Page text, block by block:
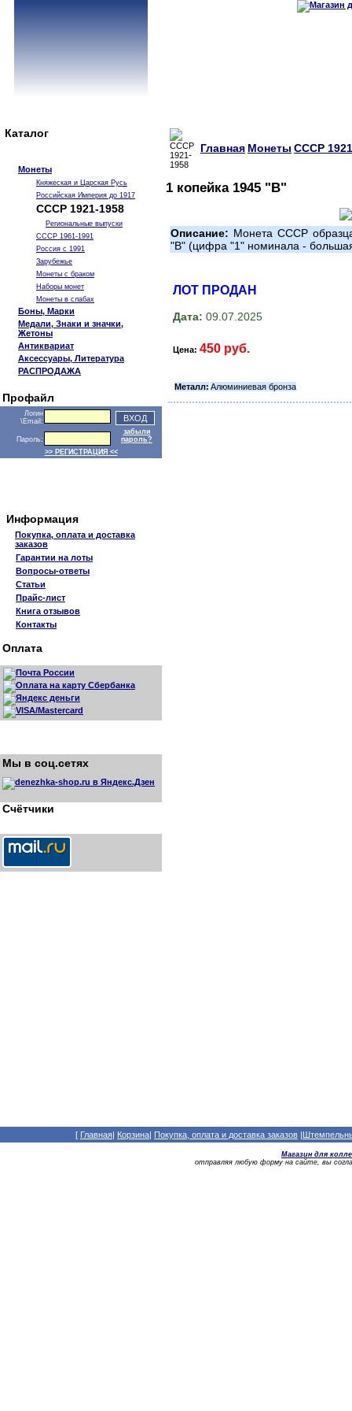
Каталог
Монеты
Княжеская и Царская Русь
Российская Империя до 1917
СССР 1921-1958
Региональные выпуски
СССР 1961-1991
Россия с 1991
Зарубежье
Монеты с браком
Наборы монет
Монеты в слабах
Боны, Марки
Медали, Знаки и значки,
Жетоны
Антиквариат
Аксессуары, Литература
РАСПРОДАЖА
Профайл
Логин
\Email:
Пароль:
забыли
пароль?
>> РЕГИСТРАЦИЯ <<
Информация
Покупка, оплата и доставка
заказов
Гарантии на лоты
Вопросы-ответы
Статьи
Прайс-лист
Книга отзывов
Контакты
Оплата
Мы в соц.сетях
Счётчики
Главная Монеты СССР
1 копейка 1945 "В"
Описание: Монета СССР
"В" (цифра "1" номинала -
ЛОТ ПРОДАН
Дата: 09.07.2025
Цена: 450 руб.
Металл: Алюминиевая бронза
[ Главная| Корзина| Покупка, оплата и доставка заказов |
Магазин для
отправляя любую форму на сайте, вы